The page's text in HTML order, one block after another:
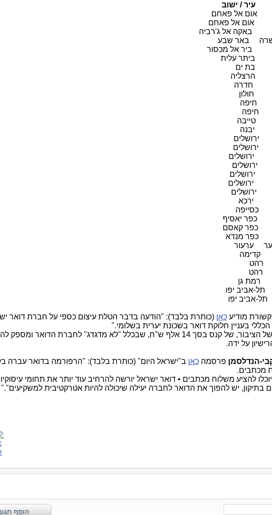
/ ישוב
אל פאחם
אום אל פאחם
באקה אל ג'רביה
שרה באר שבע
ביר אל מכסור
ביתר עלית
בת ים
הרצליה
חדרה
חולון
חיפה
טייבה
יבנה
ירושלים
ירושלים
ירכא
כפר יאסיף
כפר קאסם
כפר מנדא
ערעור
רמת גן
אביב יפו
יפו
מודיעכאן (כותרת בלבד): "הודעה בדבר הטלת עיצום כספי על חברת דואר
בעניין חלוקת דואר בשכונת יערית בשלומי."
עוד בדיחה על הגב והכיס של הציבור, של קנס בסך 14 אלף ש"ח, שבכלל "לא מדגדג" לחברת הדואר
על ידה.
הנדלסמן פרסמהכאן ב"ישראל היום" (כותרת בלבד): "הרפורמה בדואר עברה
מכתבים.
להציע משלוח מכתבים • דואר ישראל יורשה להרחיב עוד יותר את תחומי
בתיקון, יש להפוך את הדואר לחברה יעילה שיכולה להיות אטרקטיבית למשקיעים"."